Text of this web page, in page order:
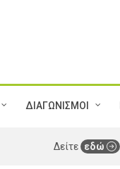
ΔΙΑΓΩΝΙΣΜΟΙ
Δείτε εδώ